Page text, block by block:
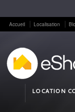
Accueil Localisation
LOCATION